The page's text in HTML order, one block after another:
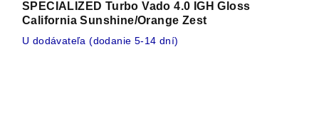
SPECIALIZED Turbo Vado 4.0 IGH Gloss
California Sunshine/Orange Zest
U dodávateľa (dodanie 5-14 dní)